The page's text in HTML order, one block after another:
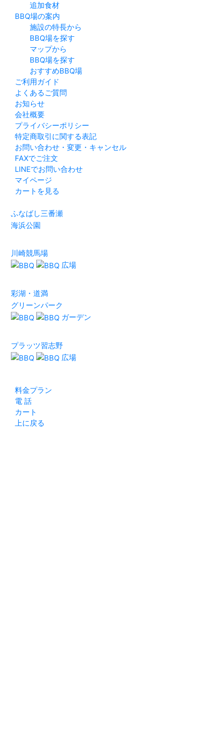
追加食材
BBQ場の案内
施設の特長から
BBQ場を探す
マップから
BBQ場を探す
おすすめBBQ場
ご利用ガイド
よくあるご質問
お知らせ
会社概要
プライバシーポリシー
特定商取引に関する表記
お問い合わせ・変更・キャンセル
FAXでご注文
LINEでお問い合わせ
マイページ
カートを見る
ふなばし三番瀬
海浜公園
川崎競馬場
広場
彩湖・道満
グリーンパーク
ガーデン
プラッツ習志野
広場
料金プラン
電 話
カート
上に戻る